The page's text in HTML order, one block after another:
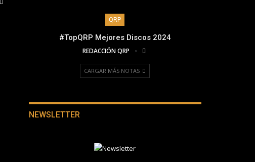
QRP
#TopQRP Mejores Discos 2024
REDACCIÓN QRP
CARGAR MÁS NOTAS
NEWSLETTER